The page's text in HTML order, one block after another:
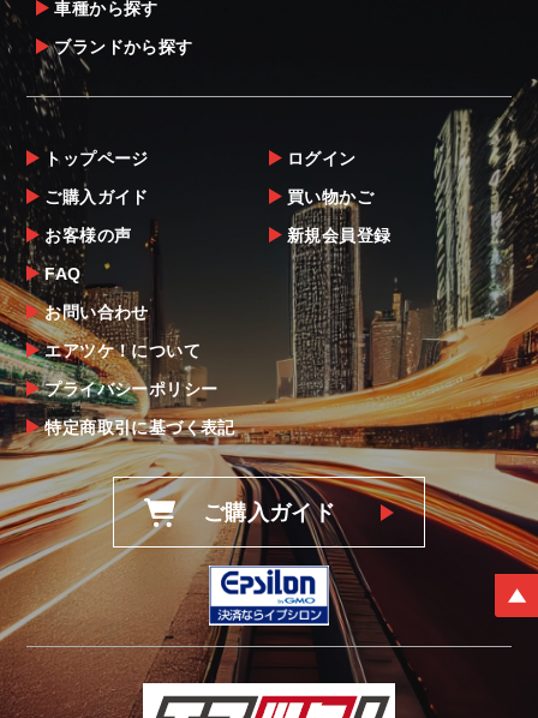
車種から探す
ブランドから探す
トップページ
ご購入ガイド
お客様の声
FAQ
お問い合わせ
エアツケ！について
プライバシーポリシー
特定商取引に基づく表記
ログイン
買い物かご
新規会員登録
ご購入ガイド